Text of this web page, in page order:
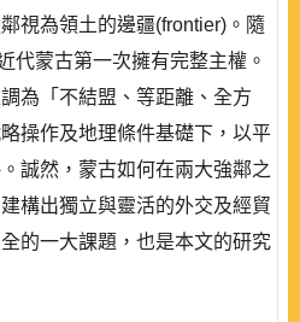
視為領土的邊疆(frontier)。隨
代蒙古第一次擁有完整主權。
為「不結盟、等距離、全方
操作及地理條件基礎下，以平
誠然，蒙古如何在兩大強鄰之
構出獨立與靈活的外交及經貿
的一大課題，也是本文的研究